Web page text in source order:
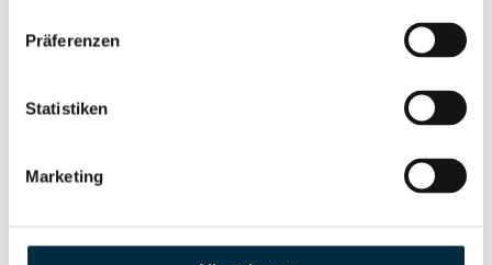
Präferenzen
Statistiken
Marketing
Gesellschafterstruktur
Unternehmensprofil